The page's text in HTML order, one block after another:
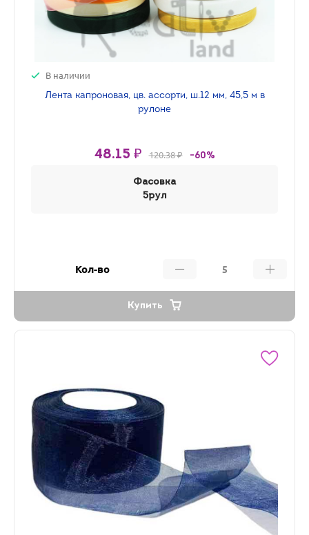
В наличии
Лента капроновая, цв. ассорти, ш.12 мм, 45,5 м в
рулоне
48.15 ₽ 120.38 ₽ -60%
Фасовка
5рул
Кол-во
Купить